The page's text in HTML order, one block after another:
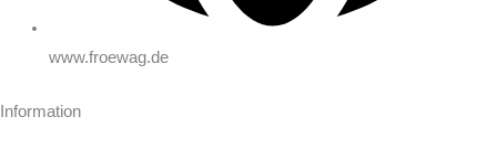
www.froewag.de
Information